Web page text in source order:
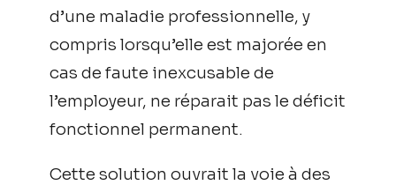
d’une maladie professionnelle, y
compris lorsqu’elle est majorée en
cas de faute inexcusable de
l’employeur, ne réparait pas le déficit
fonctionnel permanent.
Cette solution ouvrait la voie à des